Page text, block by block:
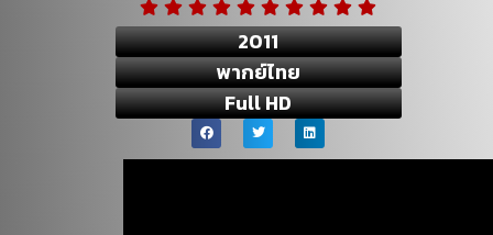
2011
พากย์ไทย
Full HD